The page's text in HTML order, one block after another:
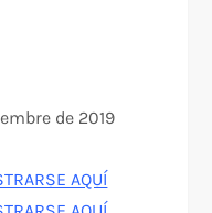
de 2019
AQUÍ